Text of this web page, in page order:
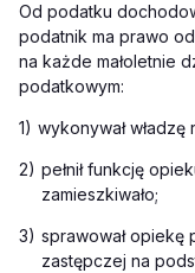
Od podatku
podatnik ma prawo
na każde małoletnie
podatkowym:
1) wykonywał władzę
2) pełnił funkcję
zamieszkiwało;
3) sprawował opiekę
zastępczej na